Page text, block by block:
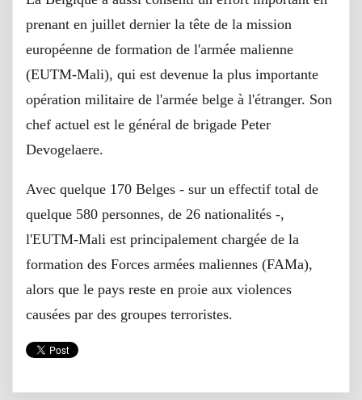
prenant en juillet dernier la tête de la mission
européenne de formation de l'armée malienne
(EUTM-Mali), qui est devenue la plus importante
opération militaire de l'armée belge à l'étranger. Son
chef actuel est le général de brigade Peter
Devogelaere.
Avec quelque 170 Belges - sur un effectif total de
quelque 580 personnes, de 26 nationalités -,
l'EUTM-Mali est principalement chargée de la
formation des Forces armées maliennes (FAMa),
alors que le pays reste en proie aux violences
causées par des groupes terroristes.